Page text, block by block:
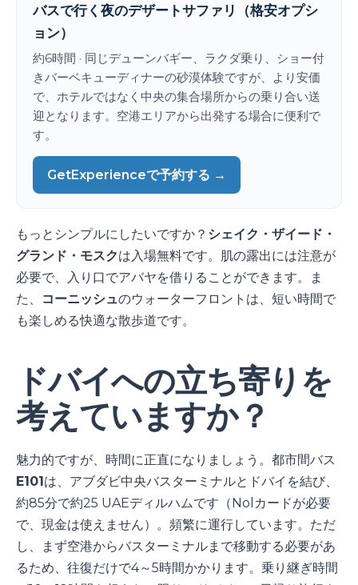
バスで行く夜のデザートサファリ（格安オプシ
ョン）
約6時間 · 同じデューンバギー、ラクダ乗り、ショー付
きバーベキューディナーの砂漠体験ですが、より安価
で、ホテルではなく中央の集合場所からの乗り合い送
迎となります。空港エリアから出発する場合に便利で
す。
GetExperienceで予約する →
もっとシンプルにしたいですか？ シェイク・ザイード・
グランド・モスクは入場無料です。肌の露出には注意が
必要で、入り口でアバヤを借りることができます。ま
た、
コーニッシュのウォーターフロントは、短い時間で
も楽しめる快適な散歩道です。
ドバイへの立ち寄りを
考えていますか？
魅力的ですが、時間に正直になりましょう。都市間バス
E101は、アブダビ中央バスターミナルとドバイを結び、
約85分で約25 UAEディルハムです（Nolカードが必要
で、現金は使えません）。頻繁に運行しています。ただ
し、まず空港からバスターミナルまで移動する必要があ
るため、往復だけで4～5時間かかります。乗り継ぎ時間